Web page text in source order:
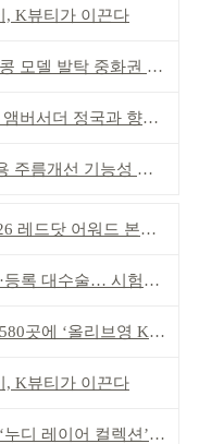
, K뷰티가 이끈다
발탁 중화권 공략 강화
정국과 향수 캠페인 공개
기능성 식약처 심사 통과
닷 어워드 본상 2개 수상
수술… 시험자료 공용 허용
‘올리브영 K뷰티에딧’ 론칭
, K뷰티가 이끈다
레이어 컬렉션’ 출시